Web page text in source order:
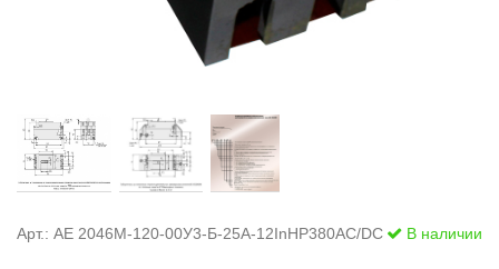
Арт.: АЕ 2046М-120-00У3-Б-25А-12InНР380AC/DC В наличии